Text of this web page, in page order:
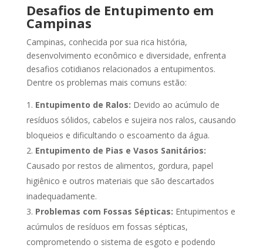
Desafios de Entupimento em
Campinas
Campinas, conhecida por sua rica história,
desenvolvimento econômico e diversidade, enfrenta
desafios cotidianos relacionados a entupimentos.
Dentre os problemas mais comuns estão:
Entupimento de Ralos: Devido ao acúmulo de
resíduos sólidos, cabelos e sujeira nos ralos, causando
bloqueios e dificultando o escoamento da água.
Entupimento de Pias e Vasos Sanitários:
Causado por restos de alimentos, gordura, papel
higiênico e outros materiais que são descartados
inadequadamente.
Problemas com Fossas Sépticas: Entupimentos e
acúmulos de resíduos em fossas sépticas,
comprometendo o sistema de esgoto e podendo